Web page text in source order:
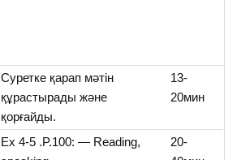
Суретке қарап мәтін
құрастырады және
қорғайды.
13-
20мин
Ex 4-5 .P.100: — Reading,
20-